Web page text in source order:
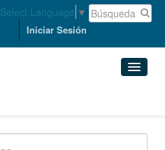
Select Language ▼
Iniciar Sesión